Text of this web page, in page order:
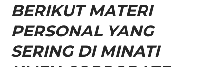
BERIKUT MATERI
PERSONAL YANG
SERING DI MINATI